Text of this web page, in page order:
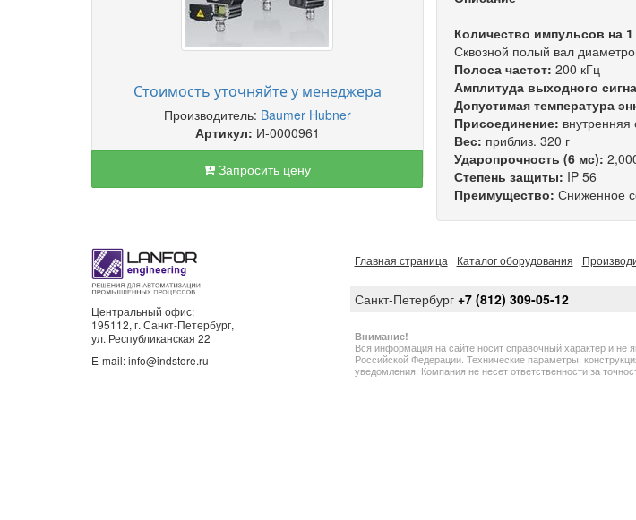
Стоимость уточняйте у менеджера
Производитель: Baumer Hubner
Артикул: И-0000961
Запросить цену
Количество импульсов на
Сквозной полый вал
Полоса частот: 200 кГц
Амплитуда выходного
Допустимая температура
Присоединение:
Вес: приблиз. 320 г
Ударопрочность (6 мс):
Степень защиты: IP 56
Преимущество: Сниженное
Центральный офис:
195112, г. Санкт-Петербург,
ул. Республиканская 22
E-mail: info@indstore.ru
Главная страница Каталог оборудования
Санкт-Петербург +7 (812) 309-05-12
Внимание!
Вся информация на сайте носит справочный характер и не
Российской Федерации. Технические параметры,
уведомления. Компания не несет ответственности за